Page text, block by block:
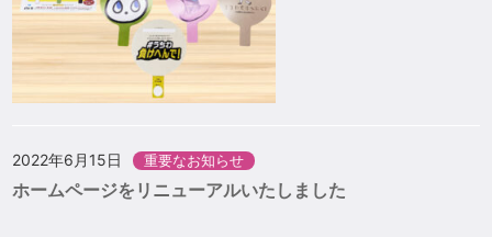
2022年6月15日 重要なお知らせ
ホームページをリニューアルいたしました